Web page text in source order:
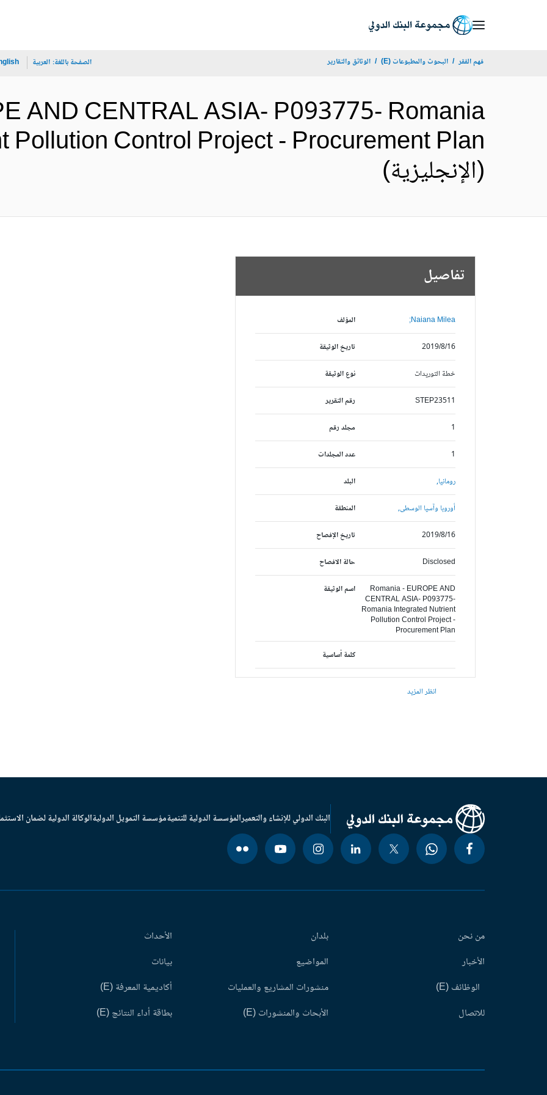
فهم الفقر البحوث والمطبوعات (E) الوثائق والتقارير الصفحة باللغة: العربية
AND CENTRAL ASIA- P093775- Romania
Pollution Control Project - Procurement Plan
(الإنجليزية)
تفاصيل
المؤلف Naiana Milea;
تاريخ الوثيقة 2019/8/16
نوع الوثيقة خطة التوريدات
رقم التقرير STEP23511
مجلد رقم 1
عدد المجلدات 1
البلد رومانيا,
المنطقة أوروبا وآسيا الوسطى,
تاريخ الإفصاح 2019/8/16
حالة الافصاح Disclosed
اسم الوثيقة
Romania - EUROPE AND
CENTRAL ASIA- P093775-
Romania Integrated Nutrient
Pollution Control Project -
Procurement Plan
كلمة أساسية
انظر المزيد
البنك الدولي للإنشاء والتعميرالمؤسسة الدولية للتنميةمؤسسة التمويل الدوليةالوكالة الدولية لضمان
من نحن
الأخبار
الوظائف (E)
للاتصال
بلدان
المواضيع
منشورات المشاريع والعمليات
الأبحاث والمنشورات (E)
الأحداث
بيانات
أكاديمية المعرفة (E)
بطاقة أداء النتائج (E)